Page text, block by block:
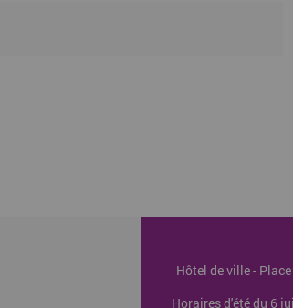
Hôtel de ville -
Horaires d'été du 6